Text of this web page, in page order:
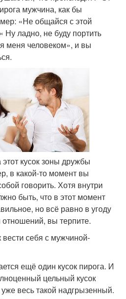
мужчина, как бы
«Не общайся с этой
Ну ладно, не буду портить
меня человеком», и вы
кусок зоны дружбы
в какой-то момент вы
говорить. Хотя внутри
быть, что в этот момент
но всё равно в угоду
вы терпите.
себя с мужчиной-
ещё один кусок пирога. И
цельный кусок
весь такой надгрызенный.